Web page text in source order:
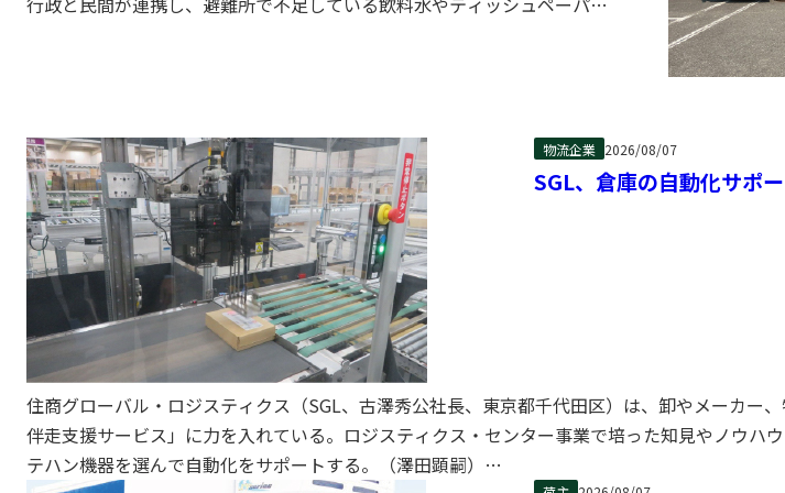
日用品の輸送を中心に支援が進む。東京都トラック協会多摩支部（城康幸
支部長）は、東邦運輸（中島秀治社長、東久留米市）の大型トラック1台を
派遣し、熊本県八代市に飲料水やウエットティッシュなどを届けた。茨城
県トラック協会の日立支部（中野勝義支部長）は8月2日、熊本県支援物資
センターに水を運ぶため、10㌧車1台を手配するよう要請を受けた。香川県
トラック協会（楠木寿嗣会長）や山形県トラック協会（小松洋一会長）で
も、同様の動きが出ている。
奈良県トラック協会（塚本哲夫会長）は、熊本県宇土市へ支援輸送を行っ
た。奈良県桜井市と宇土市は相互応援協定を締結しており、奈良支部（塚
本支部長）と桜井支部（吉岡正樹支部長）の両支部長が、それぞれ代表を
務める会社の車両を手配。奈良支部は飲料水1万5千本、桜井支部はウエッ
トティッシュ1500個をはじめとする衛生用品を輸送した。
物流企業 2026/08/07
SGL、倉庫の自動化サポ
住商グローバル・ロジスティクス（SGL、古澤秀公社長、東京都千代田区）は、卸やメーカー
伴走支援サービス」に力を入れている。ロジスティクス・センター事業で培った知見やノウハ
テハン機器を選んで自動化をサポートする。（澤田顕嗣）